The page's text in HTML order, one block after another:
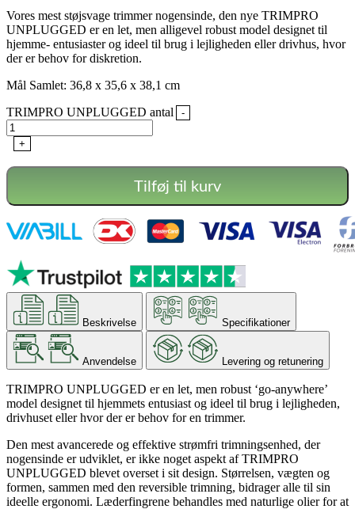
Vores mest støjsvage trimmer nogensinde, den nye TRIMPRO
UNPLUGGED er en let, men alligevel robust model designet til
hjemme- entusiaster og ideel til brug i lejligheden eller drivhus, hvor
der er behov for diskretion.
Mål Samlet: 36,8 x 35,6 x 38,1 cm
TRIMPRO UNPLUGGED antal
-
+
Tilføj til kurv
Beskrivelse Specifikationer
Anvendelse Levering og retunering
TRIMPRO UNPLUGGED er en let, men robust ‘go-anywhere’
model designet til hjemmets entusiast og ideel til brug i lejligheden,
drivhuset eller hvor der er behov for en trimmer.
Den mest avancerede og effektive strømfri trimningsenhed, der
nogensinde er udviklet, er ikke noget aspekt af TRIMPRO
UNPLUGGED blevet overset i sit design. Størrelsen, vægten og
formen, sammen med den reversible trimning, bidrager alle til sin
ideelle ergonomi. Læderfingrene behandles med naturlige olier for at